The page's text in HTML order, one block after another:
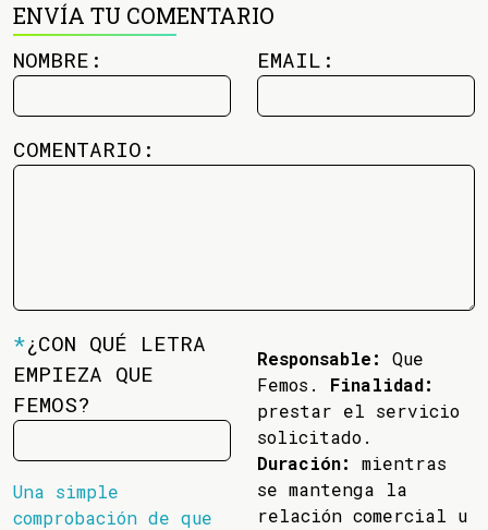
ENVÍA TU COMENTARIO
NOMBRE: EMAIL:
COMENTARIO:
*¿CON QUÉ LETRA
EMPIEZA QUE
FEMOS?
Una simple
comprobación de que
Responsable:
Que
Femos. Finalidad:
prestar el servicio
solicitado.
Duración:
mientras
se mantenga la
relación comercial u